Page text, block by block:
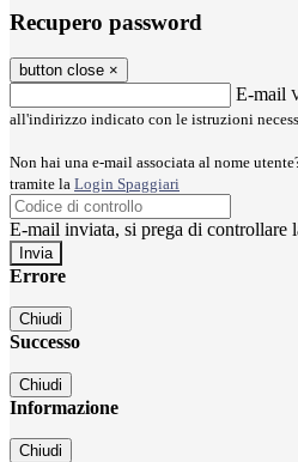
Recupero password
button close ×
E-mail
all'indirizzo indicato con le istruzioni
Non hai una e-mail associata al nome
tramite la Login Spaggiari
E-mail inviata, si prega di controllare
Errore
Chiudi
Successo
Chiudi
Informazione
Chiudi